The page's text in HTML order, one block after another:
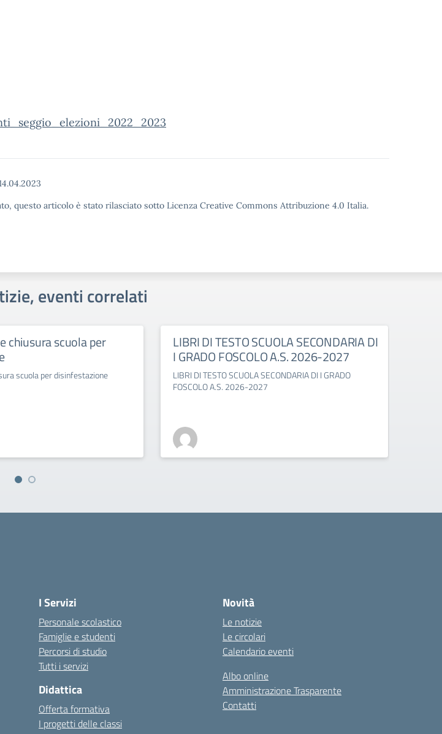
questo articolo è stato rilasciato sotto Licenza Creative Commons Attribuzione 4.0 Italia.
eventi correlati
chiusura scuola per
scuola per disinfestazione
LIBRI DI TESTO SCUOLA SECONDARIA DI
I GRADO FOSCOLO A.S. 2026-2027
LIBRI DI TESTO SCUOLA SECONDARIA DI I GRADO
FOSCOLO A.S. 2026-2027
della scuola
I Servizi
Personale scolastico
Famiglie e studenti
Percorsi di studio
Tutti i servizi
Didattica
Offerta formativa
I progetti delle classi
Novità
Le notizie
Le circolari
Calendario eventi
Albo online
Amministrazione Trasparente
Contatti